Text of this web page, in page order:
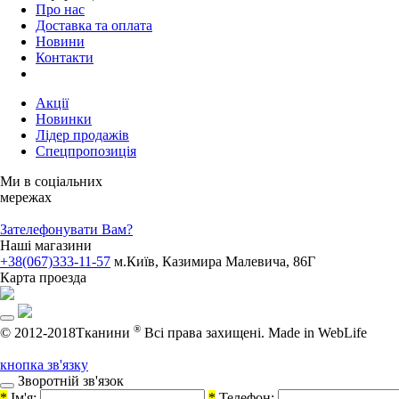
Про нас
Доставка та оплата
Новини
Контакти
Акції
Новинки
Лідер продажів
Спецпропозиція
Ми в соціальних
мережах
Зателефонувати Вам?
Наші магазини
+38(067)333-11-57 м.Київ, Казимира Малевича, 86Г
Карта проезда
© 2012-2018Тканини ® Всі права захищені. Made in WebLife
кнопка зв'язку
Зворотній зв'язок